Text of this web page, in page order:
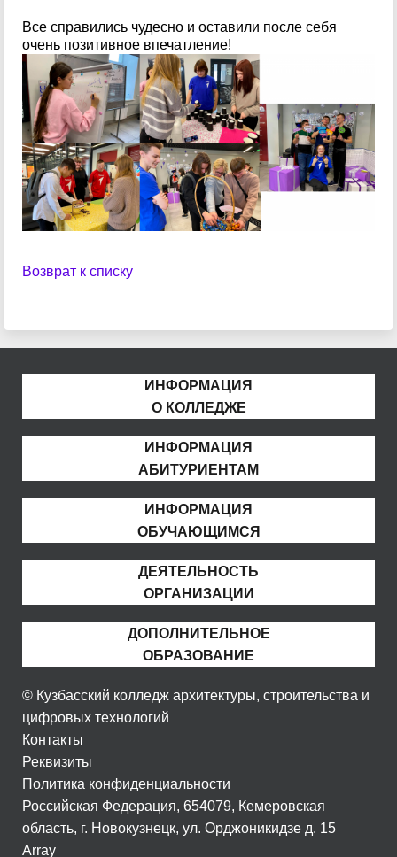
Все справились чудесно и оставили после себя
очень позитивное впечатление!
Возврат к списку
ИНФОРМАЦИЯ
О КОЛЛЕДЖЕ
ИНФОРМАЦИЯ
АБИТУРИЕНТАМ
ИНФОРМАЦИЯ
ОБУЧАЮЩИМСЯ
ДЕЯТЕЛЬНОСТЬ
ОРГАНИЗАЦИИ
ДОПОЛНИТЕЛЬНОЕ
ОБРАЗОВАНИЕ
© Кузбасский колледж архитектуры, строительства и
цифровых технологий
Контакты
Реквизиты
Политика конфиденциальности
Российская Федерация, 654079, Кемеровская
область, г. Новокузнецк, ул. Орджоникидзе д. 15
Array